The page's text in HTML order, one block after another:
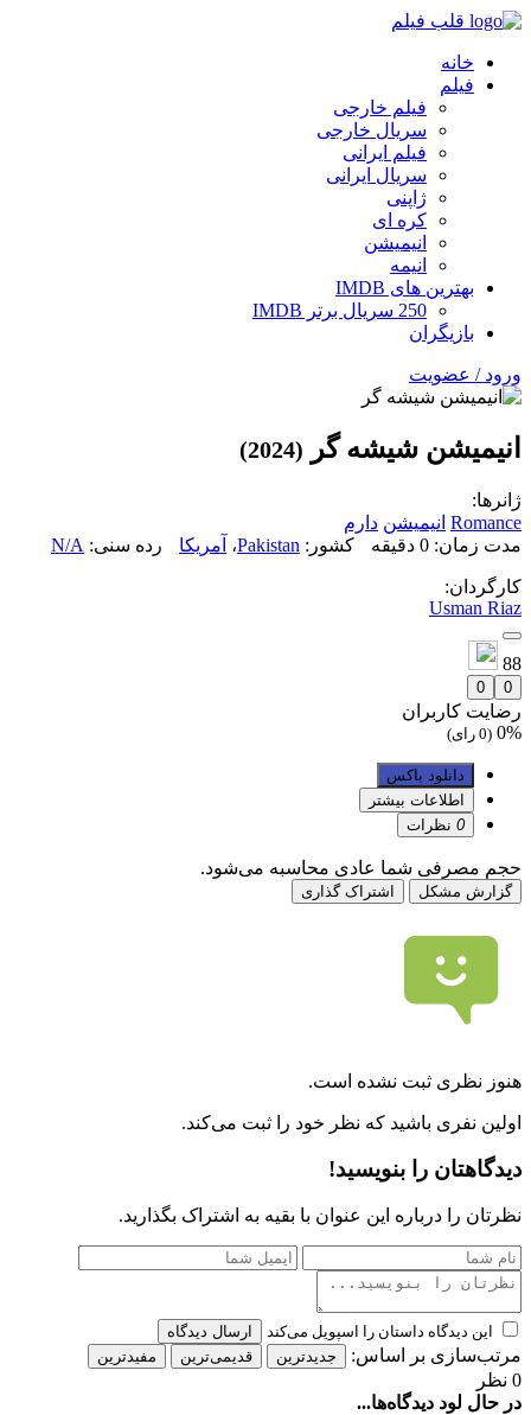
قلب فیلم
خانه
فیلم
فیلم خارجی
سریال خارجی
فیلم ایرانی
سریال ایرانی
ژاپنی
کره ای
انیمیشن
انیمه
بهترین های IMDB
250 سریال برتر IMDB
بازیگران
ورود / عضویت
انیمیشن شیشه گر (2024)
ژانرها:
Romance انیمیشن دارم
مدت زمان: 0 دقیقه
کشور: Pakistan، آمریکا رده سنی: N/A
کارگردان:
Usman Riaz
88
0
0
رضایت کاربران
0% (0 رای)
دانلود باکس
اطلاعات بیشتر
0 نظرات
حجم مصرفی شما عادی محاسبه می‌شود.
گزارش مشکل اشتراک گذاری
هنوز نظری ثبت نشده است.
اولین نفری باشید که نظر خود را ثبت می‌کند.
دیدگاهتان را بنویسید!
نظرتان را درباره این عنوان با بقیه به اشتراک بگذارید.
این دیدگاه داستان را اسپویل می‌کند ارسال دیدگاه
مرتب‌سازی بر اساس: جدیدترین قدیمی‌ترین مفیدترین
0 نظر
در حال لود دیدگاه‌ها...